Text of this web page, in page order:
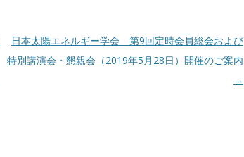
日本太陽エネルギー学会 第9回定時会員総会および
特別講演会・懇親会（2019年5月28日）開催のご案内
→